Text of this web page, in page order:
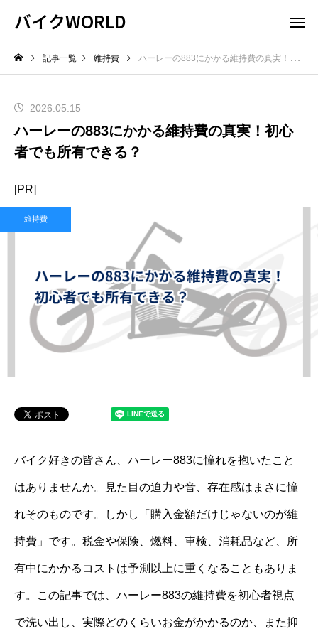
バイクWORLD
記事一覧 維持費 ハーレーの883にかかる維持費の真実！初心者でも所有できる？
2026.05.15
ハーレーの883にかかる維持費の真実！初心
者でも所有できる？
[PR]
維持費
バイク好きの皆さん、ハーレー883に憧れを抱いたこと
はありませんか。見た目の迫力や音、存在感はまさに憧
れそのものです。しかし「購入金額だけじゃないのが維
持費」です。税金や保険、燃料、車検、消耗品など、所
有中にかかるコストは予測以上に重くなることもありま
す。この記事では、ハーレー883の維持費を初心者視点
で洗い出し、実際どのくらいお金がかかるのか、また抑